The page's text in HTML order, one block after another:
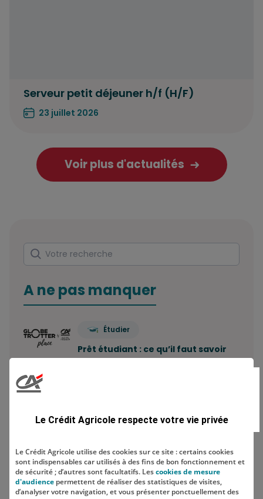
Serveur petit déjeuner h/f (H/F)
23 juillet 2026
Voir plus d'actualités
Rechercher
Votre recherche
A ne pas manquer
Étudier
Prêt étudiant : ce qu’il faut savoir
Comment construire sa stratégie
d'épargne ?
Le Crédit Agricole respecte votre vie privée
Le Crédit Agricole utilise des cookies sur ce site : certains cookies
sont indispensables car utilisés à des fins de bon fonctionnement et
de sécurité ; d’autres sont facultatifs. Lescookies de mesure
d'audience permettent de réaliser des statistiques de visites,
d’analyser votre navigation, et vous présenter ponctuellement des